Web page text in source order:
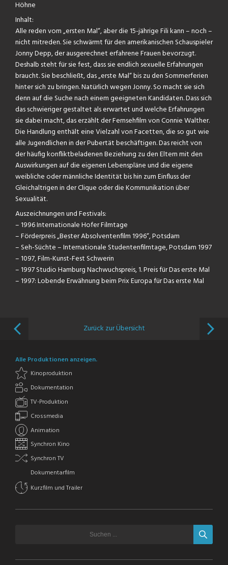
Höhne
Inhalt:
Alle reden vom „ersten Mal“, aber die 15-jährige Fili kann – noch –
nicht mitreden. Sie schwärmt für den amerikanischen Schauspieler
Jonny Depp, der ausgerechnet erfahrene Frauen bevorzugt.
Deshalb steht für sie fest, dass sie endlich sexuelle Erfahrungen
braucht. Sie beschließt, das „erste Mal“ bis zu den Sommerferien
hinter sich zu bringen. Natürlich wegen Jonny. So macht sie sich
denn auf die Suche nach einem geeigneten Kandidaten. Dass sich
das schwieriger gestaltet als erwartet und welche Erfahrungen
sie dabei macht, das erzählt der Fernsehfilm von Connie Walther.
Die Handlung enthält eine Vielzahl von Facetten, die so gut wie
alle Jugendlichen in der Pubertät beschäftigen. Das reicht von
der häufig konfliktbeladenen Beziehung zu den Eltern mit den
Auswirkungen auf die eigenen Lebenspläne und die eigene
weibliche oder männliche Identität bis hin zum Einfluss der
Gleichaltrigen in der Clique oder die Kommunikation über
Sexualität.
Auszeichnungen und Festivals:
– 1996 Internationale Hofer Filmtage
– Förderpreis „Bester Absolventenfilm 1996“, Potsdam
– Seh-Süchte – Internationale Studentenfilmtage, Potsdam 1997
– 1097, Film-Kunst-Fest Schwerin
– 1997 Studio Hamburg Nachwuchspreis, 1. Preis für Das erste Mal
– 1997: Lobende Erwähnung beim Prix Europa für Das erste Mal
Zurück zur Übersicht
Alle Produktionen anzeigen.
Kinoproduktion
Dokumentation
TV-Produktion
Crossmedia
Animation
Synchron Kino
Synchron TV
Dokumentarfilm
Kurzfilm und Trailer